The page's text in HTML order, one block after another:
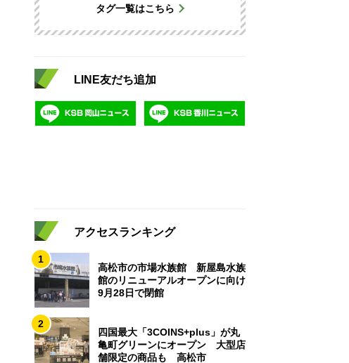
タグ一覧はこちら
LINE友だち追加
アクセスランキング
1
高松市の市場水族館 新屋島水族
館のリニューアルオープンに向け
9月28日で閉館
2
四国最大「3COINS+plus」が丸
亀町グリーンにオープン 大型店
舗限定の商品も 高松市